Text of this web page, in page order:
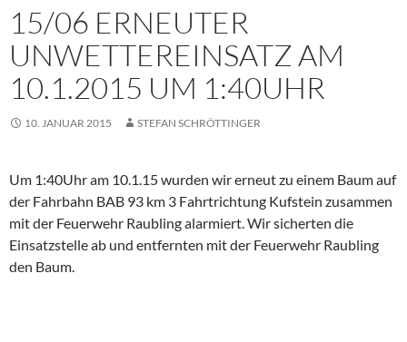
15/06 ERNEUTER
UNWETTEREINSATZ AM
10.1.2015 UM 1:40UHR
10. JANUAR 2015 STEFAN SCHRÖTTINGER
Um 1:40Uhr am 10.1.15 wurden wir erneut zu einem Baum auf
der Fahrbahn BAB 93 km 3 Fahrtrichtung Kufstein zusammen
mit der Feuerwehr Raubling alarmiert. Wir sicherten die
Einsatzstelle ab und entfernten mit der Feuerwehr Raubling
den Baum.